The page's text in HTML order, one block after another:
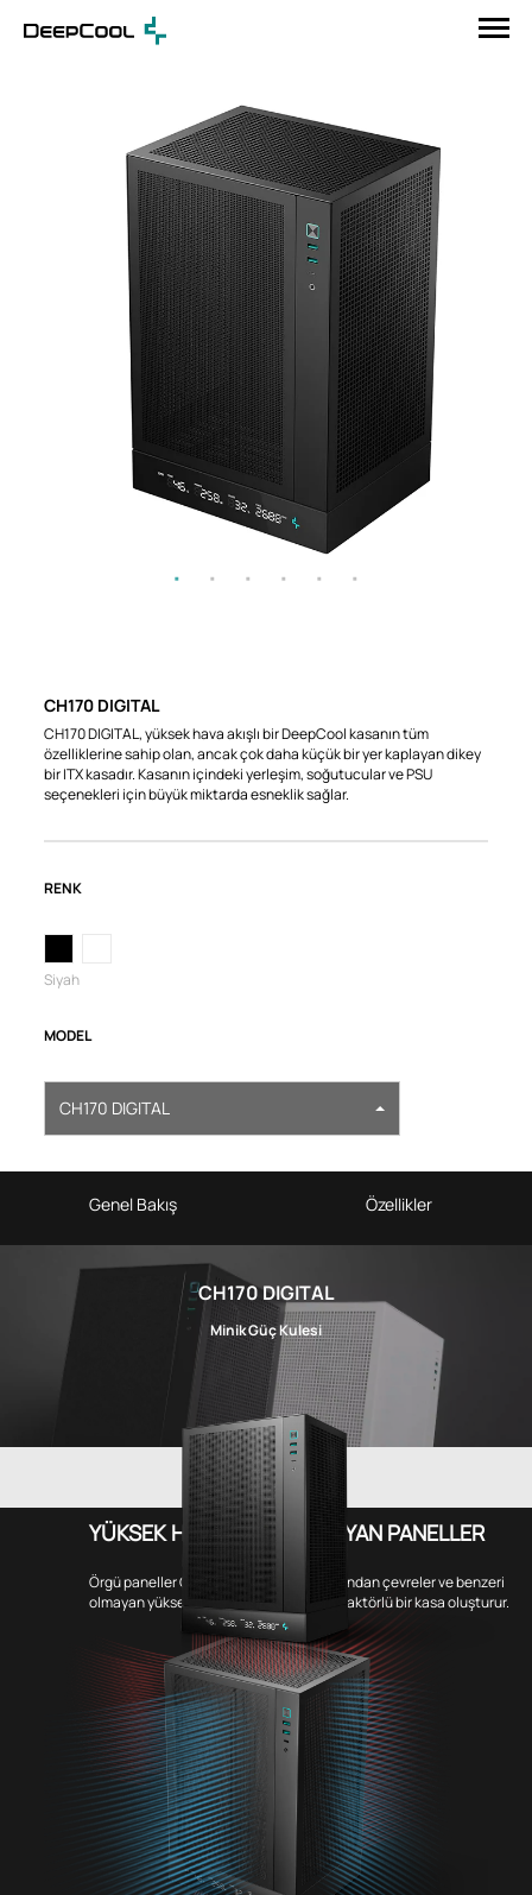
CH170 DIGITAL
CH170 DIGITAL, yüksek hava akışlı bir DeepCool kasanın tüm
özelliklerine sahip olan, ancak çok daha küçük bir yer kaplayan dikey
bir ITX kasadır. Kasanın içindeki yerleşim, soğutucular ve PSU
seçenekleri için büyük miktarda esneklik sağlar.
RENK
Siyah
MODEL
CH170 DIGITAL
Genel Bakış Özellikler
CH170 DIGITAL
Minik Güç Kulesi
YÜKSEK HAVA AKIŞI SAĞLAYAN PANELLER
Örgü paneller CH170 DIGITAL'i dört bir yandan çevreler ve benzeri
olmayan yüksek hava akışlı, küçük form faktörlü bir kasa oluşturur.